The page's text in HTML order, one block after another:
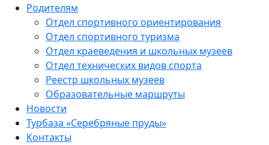
Родителям
Отдел спортивного ориентирования
Отдел спортивного туризма
Отдел краеведения и школьных музеев
Отдел технических видов спорта
Реестр школьных музеев
Образовательные маршруты
Новости
Турбаза «Серебряные пруды»
Контакты